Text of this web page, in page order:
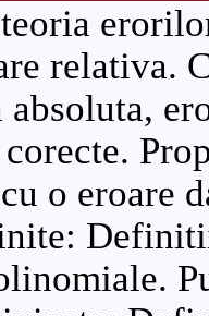
relativa.
absoluta,
o eroare